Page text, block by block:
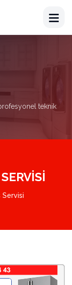
teknik
Servisi